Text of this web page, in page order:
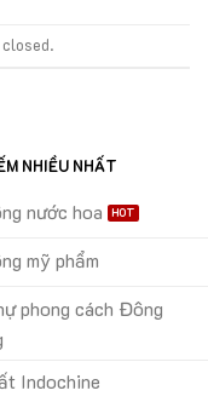
NHIỀU NHẤT
nước hoa
mỹ phẩm
phong cách Đông
Indochine